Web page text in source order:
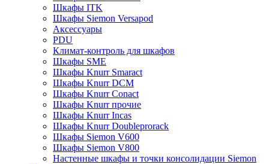
Шкафы ITK
Шкафы Siemon Versapod
Аксессуары
PDU
Климат-контроль для шкафов
Шкафы SME
Шкафы Knurr Smaract
Шкафы Knurr DCM
Шкафы Knurr Conact
Шкафы Knurr прочие
Шкафы Knurr Incas
Шкафы Knurr Doubleprorack
Шкафы Siemon V600
Шкафы Siemon V800
Настенные шкафы и точки консолидации Siemon